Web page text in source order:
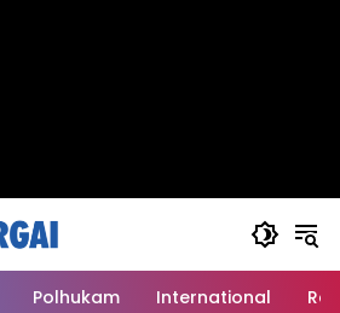
Polhukam International